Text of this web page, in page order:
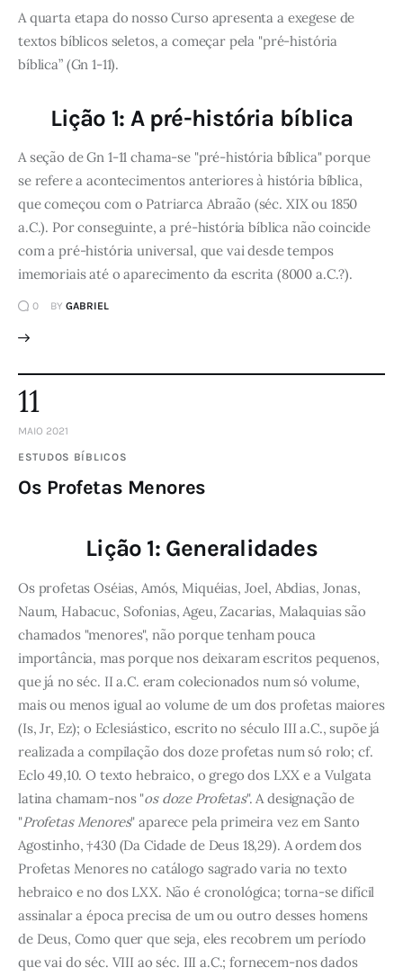
A quarta etapa do nosso Curso apresenta a exegese de
textos bíblicos seletos, a começar pela "pré-história
bíblica” (Gn 1-11).
Lição 1: A pré-história bíblica
A seção de Gn 1-11 chama-se "pré-história bíblica" porque
se refere a acontecimentos anteriores à história bíblica,
que começou com o Patriarca Abraão (séc. XIX ou 1850
a.C.). Por conseguinte, a pré-história bíblica não coincide
com a pré-história universal, que vai desde tempos
imemoriais até o aparecimento da escrita (8000 a.C.?).
0 BY GABRIEL
11
MAIO 2021
ESTUDOS BÍBLICOS
Os Profetas Menores
Lição 1: Generalidades
Os profetas Oséias, Amós, Miquéias, Joel, Abdias, Jonas,
Naum, Habacuc, Sofonias, Ageu, Zacarias, Malaquias são
chamados "menores", não porque tenham pouca
importância, mas porque nos deixaram escritos pequenos,
que já no séc. II a.C. eram colecionados num só volume,
mais ou menos igual ao volume de um dos profetas maiores
(Is, Jr, Ez); o Eclesiástico, escrito no século III a.C., supõe já
realizada a compilação dos doze profetas num só rolo; cf.
Eclo 49,10. O texto hebraico, o grego dos LXX e a Vulgata
latina chamam-nos "os doze Profetas". A designação de
"Profetas Menores" aparece pela primeira vez em Santo
Agostinho, †430 (Da Cidade de Deus 18,29). A ordem dos
Profetas Menores no catálogo sagrado varia no texto
hebraico e no dos LXX. Não é cronológica; torna-se difícil
assinalar a época precisa de um ou outro desses homens
de Deus, Como quer que seja, eles recobrem um período
que vai do séc. VIII ao séc. III a.C.; fornecem-nos dados